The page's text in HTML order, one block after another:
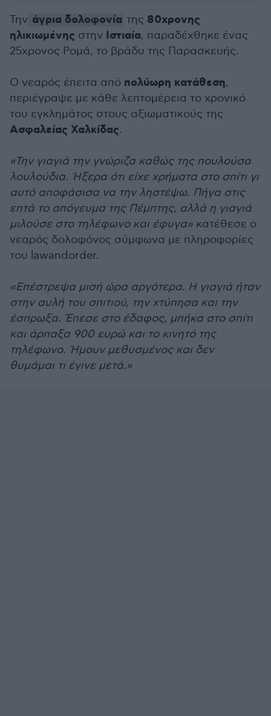
Την άγρια δολοφονία της 80χρονης
ηλικιωμένης στην Ιστιαία, παραδέχθηκε ένας
25χρονος Ρομά, το βράδυ της Παρασκευής.
Ο νεαρός έπειτα από πολύωρη κατάθεση,
περιέγραψε με κάθε λεπτομέρεια το χρονικό
του εγκλημάτος στους αξιωματικούς της
Ασφαλείας Χαλκίδας.
«Την γιαγιά την γνώριζα καθώς της πουλούσα
λουλούδια. Ήξερα ότι είχε χρήματα στο σπίτι γι
αυτό αποφάσισα να την ληστέψω. Πήγα στις
επτά το απόγευμα της Πέμπτης, αλλά η γιαγιά
μιλούσε στο τηλέφωνο και έφυγα» κατέθεσε ο
νεαρός δολοφόνος σύμφωνα με πληροφορίες
του lawandorder.
«Επέστρεψα μισή ώρα αργότερα. Η γιαγιά ήταν
στην αυλή του σπιτιού, την χτύπησα και την
έσπρωξα. Έπεσε στο έδαφος, μπήκα στο σπίτι
και άρπαξα 900 ευρώ και το κινητό της
τηλέφωνο. Ήμουν μεθυσμένος και δεν
θυμάμαι τι έγινε μετά.»